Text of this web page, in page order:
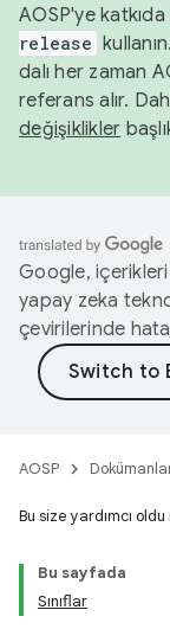
AOSP'ye
release kullanın.
dalı her zaman
referans alır.
değişiklikler
Google,
yapay zeka
çevirilerinde
AOSP
Bu size yardımcı oldu
Bu sayfada
Sınıflar